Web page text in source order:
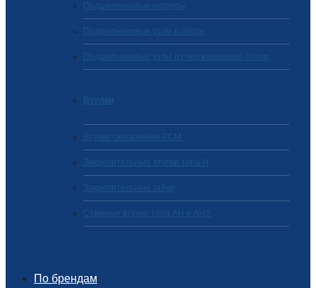
Подшипниковые корпусы
Подшипниковые узлы в сборе
Подшипниковые узлы из нержавеющей стали
Втулки
Втулки скольжения PCM
Закрепительные втулки типа H
Закрепительные гайки
Стяжные втулки типа AH и AHX
По брендам